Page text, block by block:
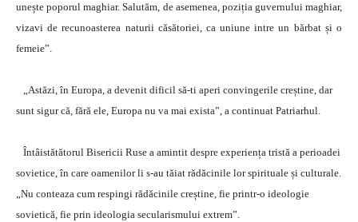
unește poporul maghiar. Salutăm, de asemenea, poziția guvernului maghiar,
vizavi de recunoasterea naturii căsătoriei, ca uniune intre un bărbat și o
femeie”.
„Astăzi, în Europa, a devenit dificil să-ti aperi convingerile creștine, dar
sunt sigur că, fără ele, Europa nu va mai exista”, a continuat Patriarhul.
Întâistătătorul Bisericii Ruse a amintit despre experiența tristă a perioadei
sovietice, în care oamenilor li s-au tăiat rădăcinile lor spirituale și culturale.
„Nu conteaza cum respingi rădăcinile creștine, fie printr-o ideologie
sovietică, fie prin ideologia secularismului extrem”.